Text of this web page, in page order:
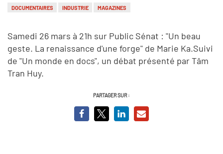
DOCUMENTAIRES INDUSTRIE MAGAZINES
Samedi 26 mars à 21h sur Public Sénat : "Un beau
geste. La renaissance d'une forge" de Marie Ka.Suivi
de "Un monde en docs", un débat présenté par Tâm
Tran Huy.
PARTAGER SUR :